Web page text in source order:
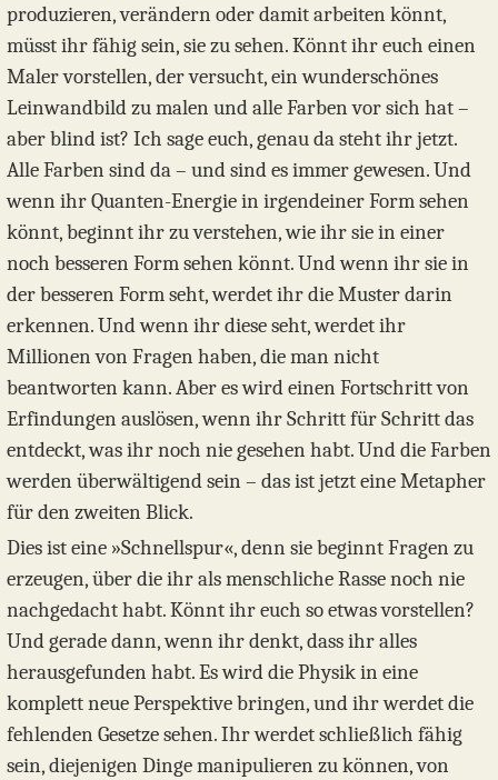
produzieren, verändern oder damit arbeiten könnt,
müsst ihr fähig sein, sie zu sehen. Könnt ihr euch einen
Maler vorstellen, der versucht, ein wunderschönes
Leinwandbild zu malen und alle Farben vor sich hat –
aber blind ist? Ich sage euch, genau da steht ihr jetzt.
Alle Farben sind da – und sind es immer gewesen. Und
wenn ihr Quanten-Energie in irgendeiner Form sehen
könnt, beginnt ihr zu verstehen, wie ihr sie in einer
noch besseren Form sehen könnt. Und wenn ihr sie in
der besseren Form seht, werdet ihr die Muster darin
erkennen. Und wenn ihr diese seht, werdet ihr
Millionen von Fragen haben, die man nicht
beantworten kann. Aber es wird einen Fortschritt von
Erfindungen auslösen, wenn ihr Schritt für Schritt das
entdeckt, was ihr noch nie gesehen habt. Und die Farben
werden überwältigend sein – das ist jetzt eine Metapher
für den zweiten Blick.
Dies ist eine »Schnellspur«, denn sie beginnt Fragen zu
erzeugen, über die ihr als menschliche Rasse noch nie
nachgedacht habt. Könnt ihr euch so etwas vorstellen?
Und gerade dann, wenn ihr denkt, dass ihr alles
herausgefunden habt. Es wird die Physik in eine
komplett neue Perspektive bringen, und ihr werdet die
fehlenden Gesetze sehen. Ihr werdet schließlich fähig
sein, diejenigen Dinge manipulieren zu können, von